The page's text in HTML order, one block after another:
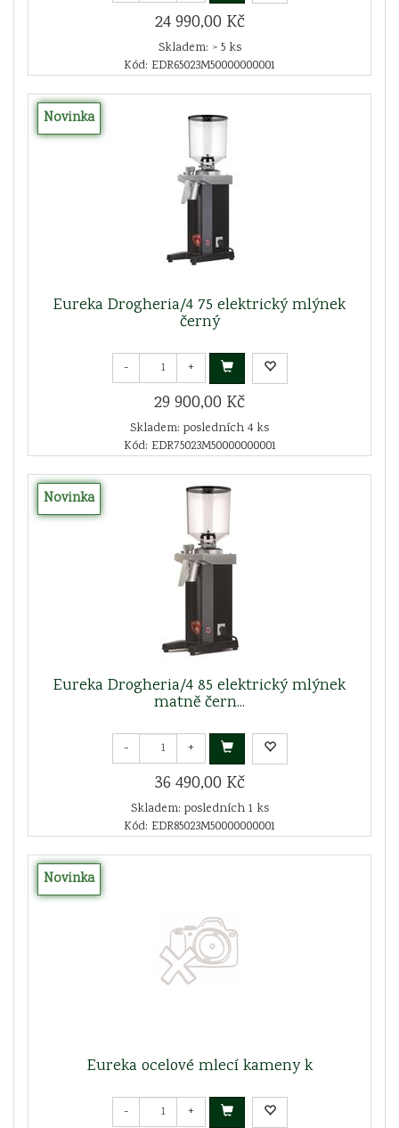
24 990,00 Kč
Skladem: > 5 ks
Kód: EDR65023M50000000001
Novinka
Eureka Drogheria/4 75 elektrický mlýnek
černý
- +
29 900,00 Kč
Skladem: posledních 4 ks
Kód: EDR75023M50000000001
Novinka
Eureka Drogheria/4 85 elektrický mlýnek
matně čern...
- +
36 490,00 Kč
Skladem: posledních 1 ks
Kód: EDR85023M50000000001
Novinka
Eureka ocelové mlecí kameny k
- +